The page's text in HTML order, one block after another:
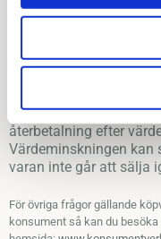
det att du mottagit din
räknas från det att du
eller byta din vara
returen. Tänk på att
oförändrat skick. När
göra en
återbetalning efter
Värdeminskningen kan
varan inte går att sälja
För övriga frågor gällande
konsument så kan du